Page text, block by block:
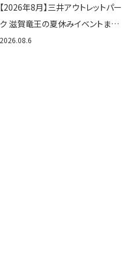
【2026年8月】三井アウトレットパー
ク 滋賀竜王の夏休みイベントまと
め！びしょぬれ水あそび・激辛グル
2026.08.6